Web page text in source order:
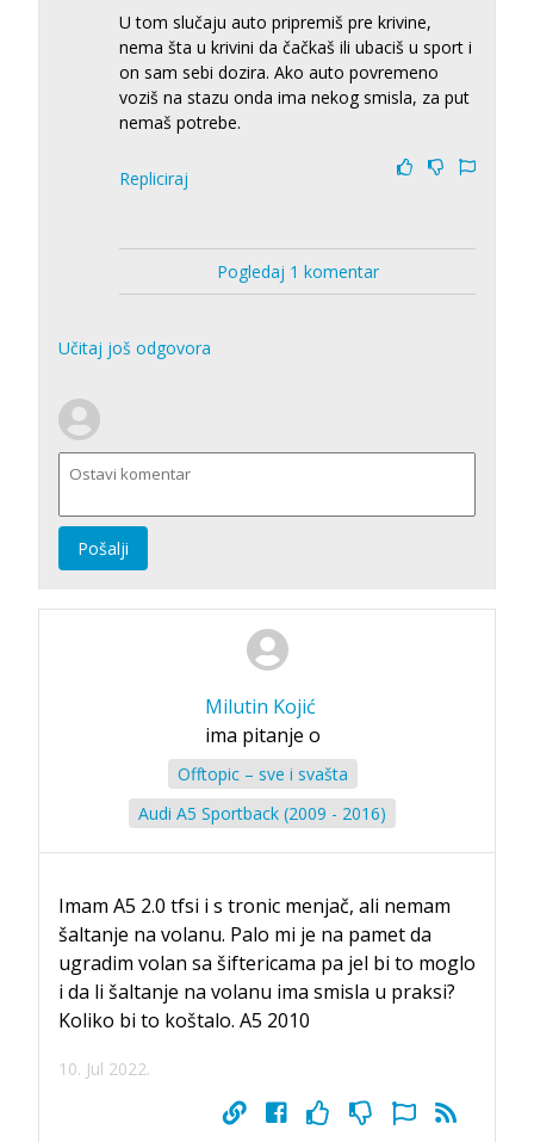
U tom slučaju auto pripremiš pre krivine,
nema šta u krivini da čačkaš ili ubaciš u sport i
on sam sebi dozira. Ako auto povremeno
voziš na stazu onda ima nekog smisla, za put
nemaš potrebe.
Repliciraj
Pogledaj 1 komentar
Učitaj još odgovora
Pošalji
Milutin Kojić
ima pitanje o
Offtopic – sve i svašta
Audi A5 Sportback (2009 - 2016)
Imam A5 2.0 tfsi i s tronic menjač, ali nemam
šaltanje na volanu. Palo mi je na pamet da
ugradim volan sa šiftericama pa jel bi to moglo
i da li šaltanje na volanu ima smisla u praksi?
Koliko bi to koštalo. A5 2010
10. Jul 2022.